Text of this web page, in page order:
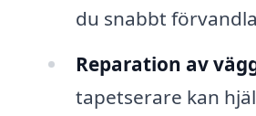
du snabbt
Reparation av
tapetserare kan